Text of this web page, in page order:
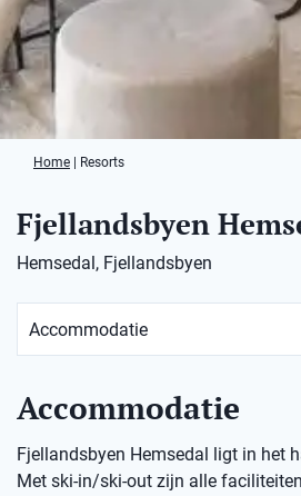
Home Resorts
Fjellandsbyen
Hemsedal, Fjellandsbyen
Accommodatie
Fjellandsbyen Hemsedal ligt in het
Met ski-in/ski-out zijn alle